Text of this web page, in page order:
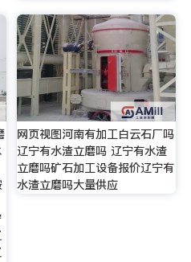
网页视图河南有加工白云石厂吗
辽宁有水渣立磨吗 辽宁有水渣
立磨吗矿石加工设备报价辽宁有
水渣立磨吗大量供应